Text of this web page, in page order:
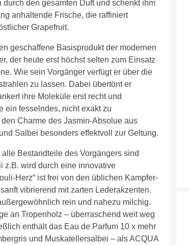
den gesamten Duft und schenkt ihm
anhaltende Frische, die raffiniert
Grapefruit.
geschaffene Basisprodukt der modernen
der heute erst höchst selten zum Einsatz
Wie sein Vorgänger verfügt er über die
zu lassen. Dabei übertönt er
ihre Moleküle erst recht und
ein fesselndes, nicht exakt zu
Charme des Jasmin-Absolue aus
Salbei besonders effektvoll zur Geltung.
Bestandteile des Vorgängers sind
z.B. wird durch eine innovative
Herz“ ist frei von den üblichen Kampfer-
vibrierend mit zarten Lederakzenten.
rein und nahezu milchig.
an Tropenholz – überraschend weit weg
enthält das Eau de Parfum 10 x mehr
und Muskatellersalbei – als ACQUA